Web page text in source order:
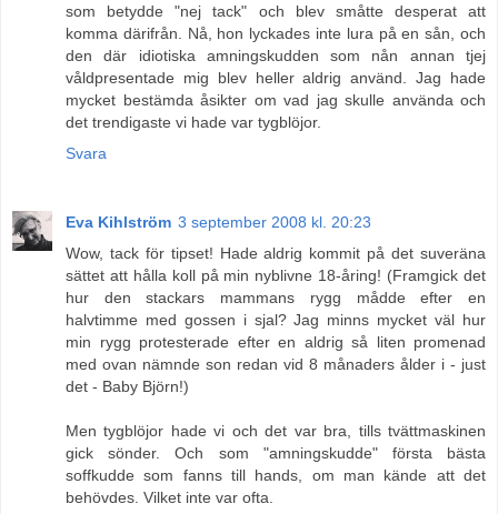
som betydde "nej tack" och blev småtte desperat att
komma därifrån. Nå, hon lyckades inte lura på en sån, och
den där idiotiska amningskudden som nån annan tjej
våldpresentade mig blev heller aldrig använd. Jag hade
mycket bestämda åsikter om vad jag skulle använda och
det trendigaste vi hade var tygblöjor.
Svara
Eva Kihlström 3 september 2008 kl. 20:23
Wow, tack för tipset! Hade aldrig kommit på det suveräna
sättet att hålla koll på min nyblivne 18-åring! (Framgick det
hur den stackars mammans rygg mådde efter en
halvtimme med gossen i sjal? Jag minns mycket väl hur
min rygg protesterade efter en aldrig så liten promenad
med ovan nämnde son redan vid 8 månaders ålder i - just
det - Baby Björn!)
Men tygblöjor hade vi och det var bra, tills tvättmaskinen
gick sönder. Och som "amningskudde" första bästa
soffkudde som fanns till hands, om man kände att det
behövdes. Vilket inte var ofta.